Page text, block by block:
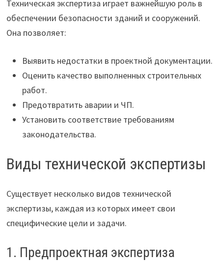
Техническая экспертиза играет важнейшую роль в
обеспечении безопасности зданий и сооружений.
Она позволяет:
Выявить недостатки в проектной документации.
Оценить качество выполненных строительных
работ.
Предотвратить аварии и ЧП.
Установить соответствие требованиям
законодательства.
Виды технической экспертизы
Существует несколько видов технической
экспертизы, каждая из которых имеет свои
специфические цели и задачи.
1. Предпроектная экспертиза